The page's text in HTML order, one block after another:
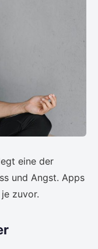
eine der
und Angst. Apps
zuvor.